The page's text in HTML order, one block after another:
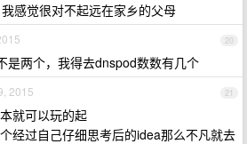
感觉很对不起远在家乡的父母
20
是两个，我得去dnspod数数有几个
21
2015
就可以玩的起
经过自己仔细思考后的idea那么不凡就去